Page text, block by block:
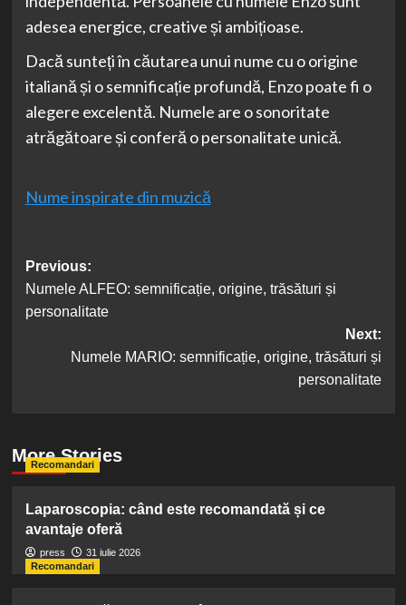
adesea energice, creative și ambițioase.
Dacă sunteți în căutarea unui nume cu o origine
italiană și o semnificație profundă, Enzo poate fi o
alegere excelentă. Numele are o sonoritate
atrăgătoare și conferă o personalitate unică.
Nume inspirate din muzică
Post
navigation
Previous:
Numele ALFEO: semnificație, origine, trăsături și
personalitate
Next:
Numele MARIO: semnificație, origine, trăsături și
personalitate
More Stories
Recomandari
Laparoscopia: când este recomandată și ce
avantaje oferă
press
31 iulie 2026
Recomandari